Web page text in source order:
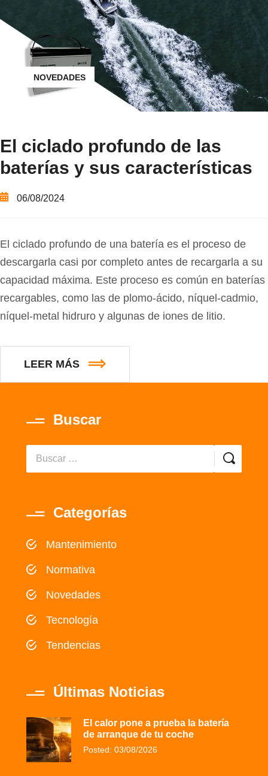
NOVEDADES
El ciclado profundo de las
baterías y sus características
06/08/2024
El ciclado profundo de una batería es el proceso de
descargarla casi por completo antes de recargarla a su
capacidad máxima. Este proceso es común en baterías
recargables, como las de plomo-ácido, níquel-cadmio,
níquel-metal hidruro y algunas de iones de litio.
LEER MÁS
Buscar
Categorías
Mantenimiento
Normativa
Novedades
Tecnología
Tendencias
Últimas Noticias
El calor pone a prueba la batería
de arranque de tu coche
Posted: 03/08/2026